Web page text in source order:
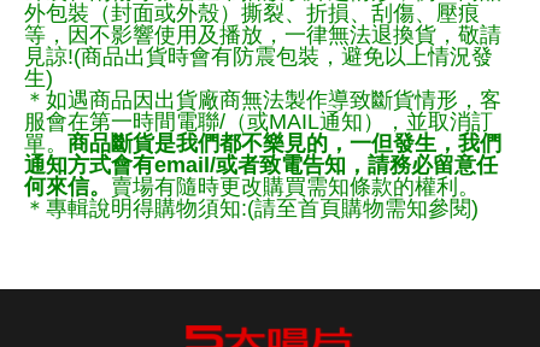
外包裝（封面或外殼）撕裂、折損、刮傷、壓痕
等，因不影響使用及播放，一律無法退換貨，敬請
見諒!(商品出貨時會有防震包裝，避免以上情況發
生)
＊如遇商品因出貨廠商無法製作導致斷貨情形，客
服會在第一時間電聯/（或MAIL通知），並取消訂
單。 商品斷貨是我們都不樂見的，一但發生，我們
通知方式會有email/或者致電告知，請務必留意任
何來信。 賣場有隨時更改購買需知條款的權利。
＊專輯說明得購物須知:(請至首頁購物需知參閱)